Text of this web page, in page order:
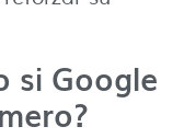
si Google